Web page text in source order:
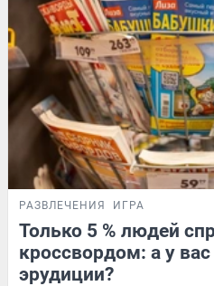
РАЗВЛЕЧЕНИЯ ИГРА
Только 5 % людей
кроссвордом: а у вас
эрудиции?